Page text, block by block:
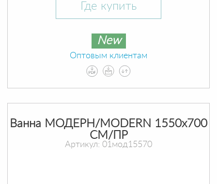
Где купить
New
Оптовым клиентам
Ванна МОДЕРН/MODERN 1550х700
СМ/ПР
Артикул: 01мод15570